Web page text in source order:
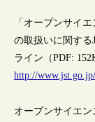
「オープンサイ
の取扱いに関する
ライン（PDF:
http://
オープンサイエン